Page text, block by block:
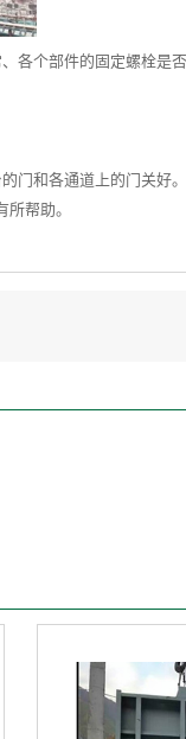
各个部件的固定螺栓是
和各通道上的门关好。
帮助。